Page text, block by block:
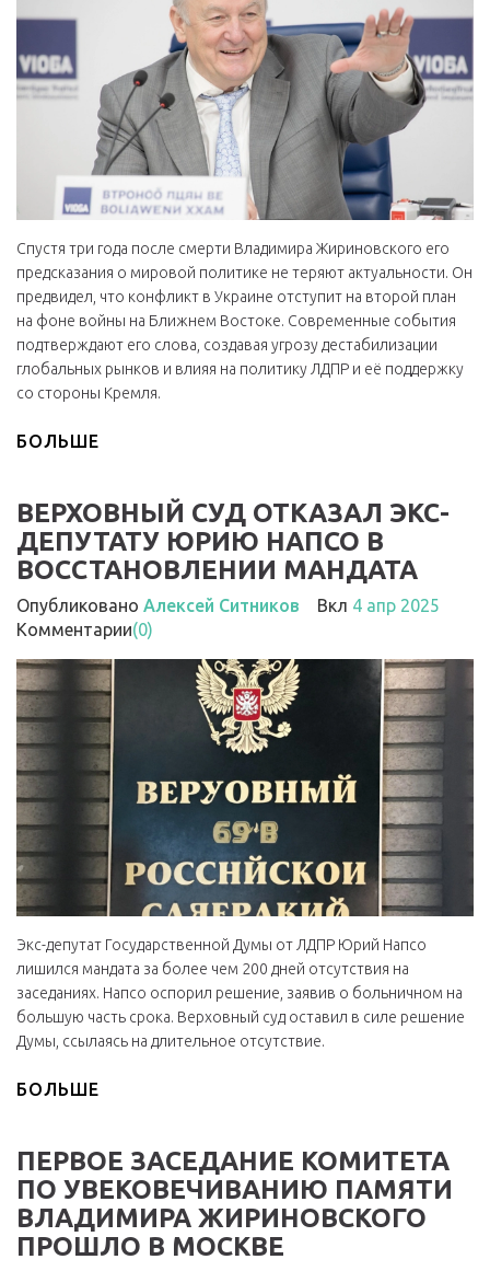
Спустя три года после смерти Владимира Жириновского его
предсказания о мировой политике не теряют актуальности. Он
предвидел, что конфликт в Украине отступит на второй план
на фоне войны на Ближнем Востоке. Современные события
подтверждают его слова, создавая угрозу дестабилизации
глобальных рынков и влияя на политику ЛДПР и её поддержку
со стороны Кремля.
БОЛЬШЕ
ВЕРХОВНЫЙ СУД ОТКАЗАЛ ЭКС-
ДЕПУТАТУ ЮРИЮ НАПСО В
ВОССТАНОВЛЕНИИ МАНДАТА
Опубликовано Алексей Ситников Вкл 4 апр 2025
Комментарии(0)
Экс-депутат Государственной Думы от ЛДПР Юрий Напсо
лишился мандата за более чем 200 дней отсутствия на
заседаниях. Напсо оспорил решение, заявив о больничном на
большую часть срока. Верховный суд оставил в силе решение
Думы, ссылаясь на длительное отсутствие.
БОЛЬШЕ
ПЕРВОЕ ЗАСЕДАНИЕ КОМИТЕТА
ПО УВЕКОВЕЧИВАНИЮ ПАМЯТИ
ВЛАДИМИРА ЖИРИНОВСКОГО
ПРОШЛО В МОСКВЕ